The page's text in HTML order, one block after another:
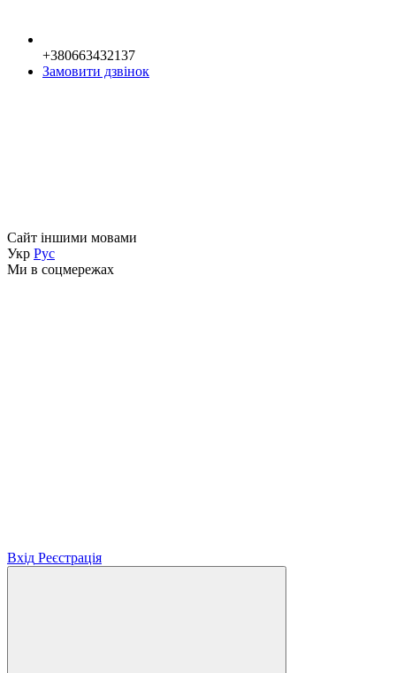
+380663432137
Замовити дзвінок
Сайт іншими мовами
Укр Рус
Ми в соцмережах
Вхід Реєстрація